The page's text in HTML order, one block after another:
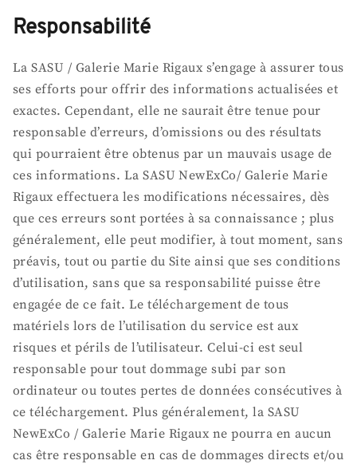
Responsabilité
La SASU / Galerie Marie Rigaux s’engage à assurer tous
ses efforts pour offrir des informations actualisées et
exactes. Cependant, elle ne saurait être tenue pour
responsable d’erreurs, d’omissions ou des résultats
qui pourraient être obtenus par un mauvais usage de
ces informations. La SASU NewExCo/ Galerie Marie
Rigaux effectuera les modifications nécessaires, dès
que ces erreurs sont portées à sa connaissance ; plus
généralement, elle peut modifier, à tout moment, sans
préavis, tout ou partie du Site ainsi que ses conditions
d’utilisation, sans que sa responsabilité puisse être
engagée de ce fait. Le téléchargement de tous
matériels lors de l’utilisation du service est aux
risques et périls de l’utilisateur. Celui-ci est seul
responsable pour tout dommage subi par son
ordinateur ou toutes pertes de données consécutives à
ce téléchargement. Plus généralement, la SASU
NewExCo / Galerie Marie Rigaux ne pourra en aucun
cas être responsable en cas de dommages directs et/ou